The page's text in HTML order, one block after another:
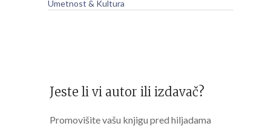
Umetnost & Kultura
Jeste li vi autor ili izdavač?
Promovišite vašu knjigu pred hiljadama